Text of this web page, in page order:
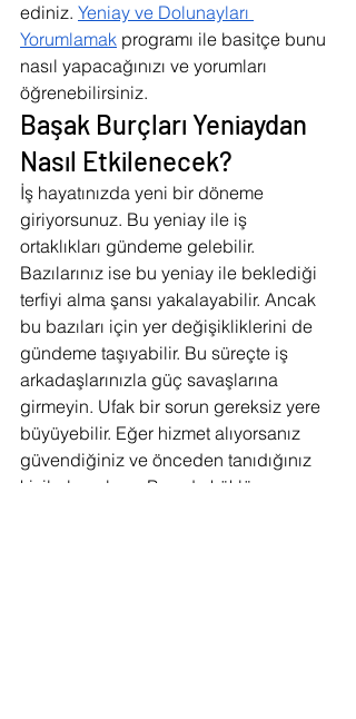
ediniz. Yeniay ve Dolunayları
Yorumlamak programı ile basitçe bunu
nasıl yapacağınızı ve yorumları
öğrenebilirsiniz.
Başak Burçları Yeniaydan
Nasıl Etkilenecek?
İş hayatınızda yeni bir döneme
giriyorsunuz. Bu yeniay ile iş
ortaklıkları gündeme gelebilir.
Bazılarınız ise bu yeniay ile beklediği
terfiyi alma şansı yakalayabilir. Ancak
bu bazıları için yer değişikliklerini de
gündeme taşıyabilir. Bu süreçte iş
arkadaşlarınızla güç savaşlarına
girmeyin. Ufak bir sorun gereksiz yere
büyüyebilir. Eğer hizmet alıyorsanız
güvendiğiniz ve önceden tanıdığınız
kişilerle çalışın. Burada köklü